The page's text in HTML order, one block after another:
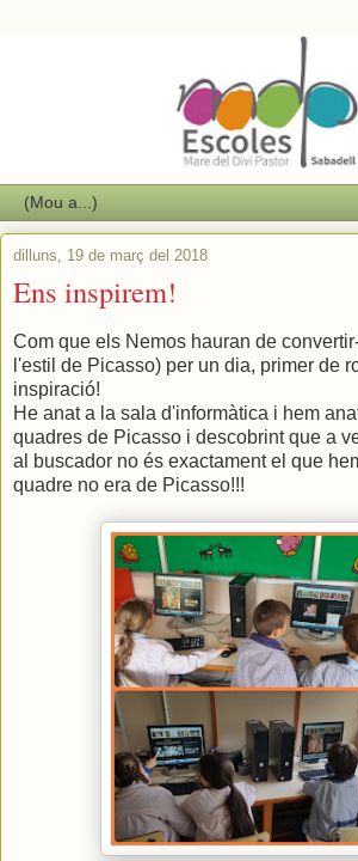
dilluns, 19 de març del 2018
Ens inspirem!
Com que els Nemos hauran de
l'estil de Picasso) per un dia, primer de
inspiració!
He anat a la sala d'informàtica i hem
quadres de Picasso i descobrint que a
al buscador no és exactament el que
quadre no era de Picasso!!!